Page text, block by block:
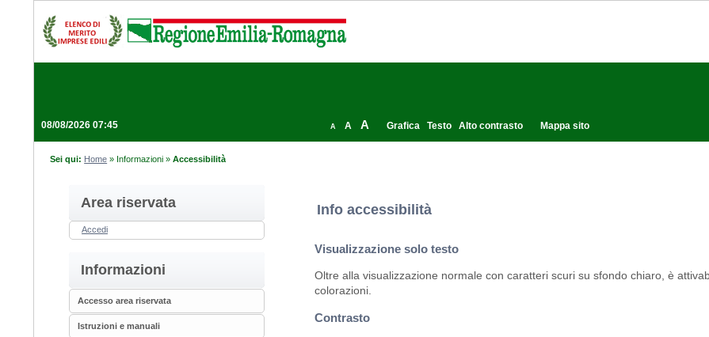
08/08/2026 07:45 A A A Grafica Testo Alto contrasto Mappa sito
Sei qui: Home » Informazioni »Accessibilità
Area riservata
Accedi
Informazioni
Accesso area riservata
Istruzioni e manuali
Info accessibilità
Visualizzazione solo testo
Oltre alla visualizzazione normale con caratteri scuri su sfondo chiaro, è
colorazioni.
Contrasto